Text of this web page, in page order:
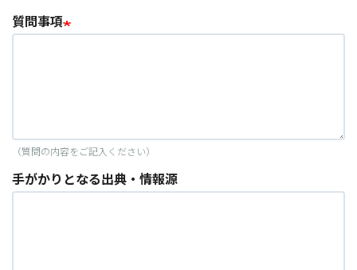
質問事項
（質問の内容をご記入ください）
手がかりとなる出典・情報源